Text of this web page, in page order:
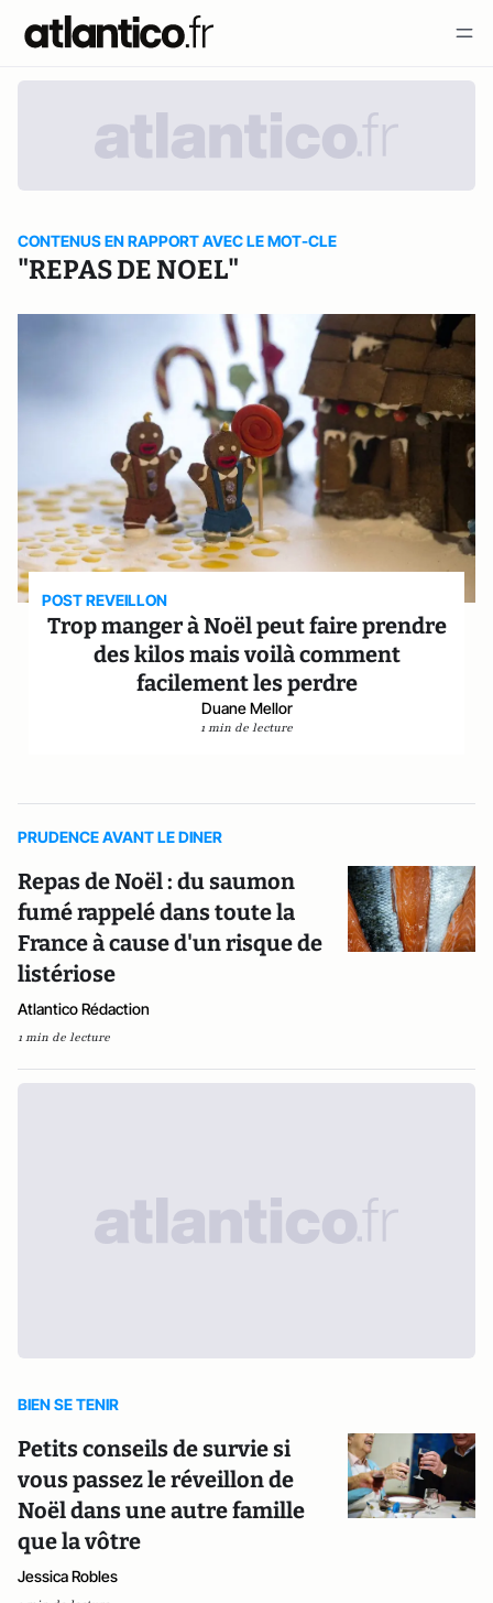
CONTENUS EN RAPPORT AVEC LE MOT-CLE
"REPAS DE NOEL"
POST REVEILLON
Trop manger à Noël peut faire prendre
des kilos mais voilà comment
facilement les perdre
Duane Mellor
1 min de lecture
PRUDENCE AVANT LE DINER
Repas de Noël : du saumon
fumé rappelé dans toute la
France à cause d'un risque de
listériose
Atlantico Rédaction
1 min de lecture
BIEN SE TENIR
Petits conseils de survie si
vous passez le réveillon de
Noël dans une autre famille
que la vôtre
Jessica Robles